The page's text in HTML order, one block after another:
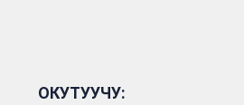
ОКУТУУЧУ: